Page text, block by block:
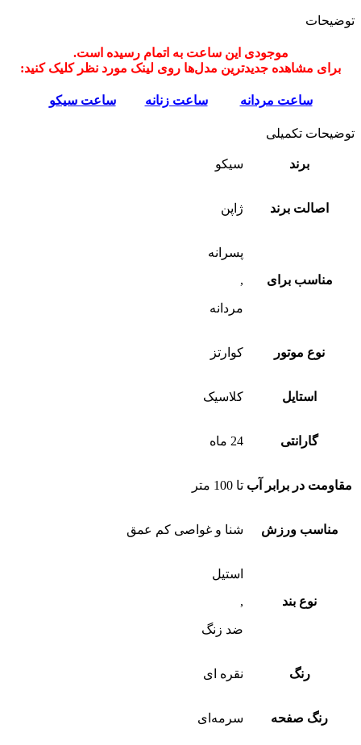
توضیحات
موجودی این ساعت به اتمام رسیده است.
برای مشاهده جدیدترین مدل‌ها روی لینک مورد نظر کلیک کنید:
ساعت مردانه ساعت زنانه ساعت سیکو
توضیحات تکمیلی
برند سیکو
اصالت برند ژاپن
مناسب برای
پسرانه
,
مردانه
نوع موتور کوارتز
استایل کلاسیک
گارانتی 24 ماه
مقاومت در برابر آب تا 100 متر
مناسب ورزش شنا و غواصی کم عمق
نوع بند
استیل
,
ضد زنگ
رنگ نقره ای
رنگ صفحه سرمه‌ای